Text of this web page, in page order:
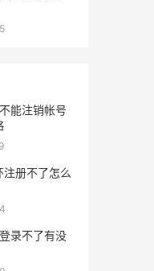
能注销帐号
注册不了怎么
录不了有没